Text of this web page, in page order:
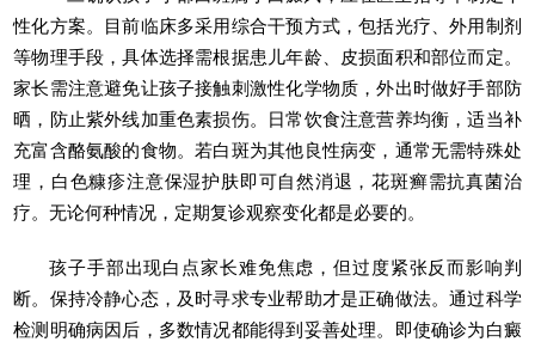
性化方案。目前临床多采用综合干预方式，包括光疗、外用制剂
等物理手段，具体选择需根据患儿年龄、皮损面积和部位而定。
家长需注意避免让孩子接触刺激性化学物质，外出时做好手部防
晒，防止紫外线加重色素损伤。日常饮食注意营养均衡，适当补
充富含酪氨酸的食物。若白斑为其他良性病变，通常无需特殊处
理，白色糠疹注意保湿护肤即可自然消退，花斑癣需抗真菌治
疗。无论何种情况，定期复诊观察变化都是必要的。
孩子手部出现白点家长难免焦虑，但过度紧张反而影响判
断。保持冷静心态，及时寻求专业帮助才是正确做法。通过科学
检测明确病因后，多数情况都能得到妥善处理。即使确诊为白癜